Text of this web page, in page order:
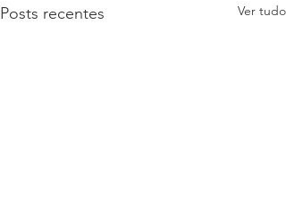
Posts recentes Ver tudo